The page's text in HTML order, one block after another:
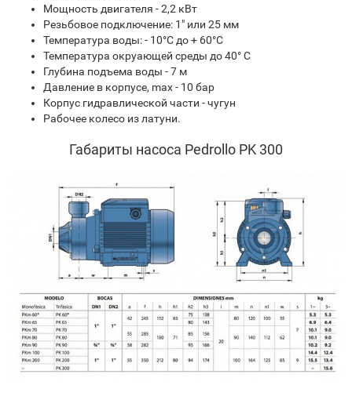
Мощность двигателя - 2,2 кВт
Резьбовое подключение: 1" или 25 мм
Температура воды: - 10°С до + 60°С
Температура окруающей среды до 40° С
Глубина подъема воды - 7 м
Давление в корпусе, max - 10 бар
Корпус гидравлической части - чугун
Рабочее колесо из латуни.
Габариты насоса Pedrollo PK 300